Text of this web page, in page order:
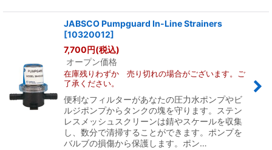
JABSCO Pumpguard In-Line Strainers
[10320012]
7,700円(税込)
オープン価格
在庫残りわずか 売り切れの場合がございます。ご
了承ください。
便利なフィルターがあなたの圧力水ポンプやビ
ルジポンプからタンクの塊を守ります。ステン
レスメッシュスクリーンは錆やスケールを収集
し、数分で清掃することができます。ポンプを
バルブの損傷から保護します。ポン…